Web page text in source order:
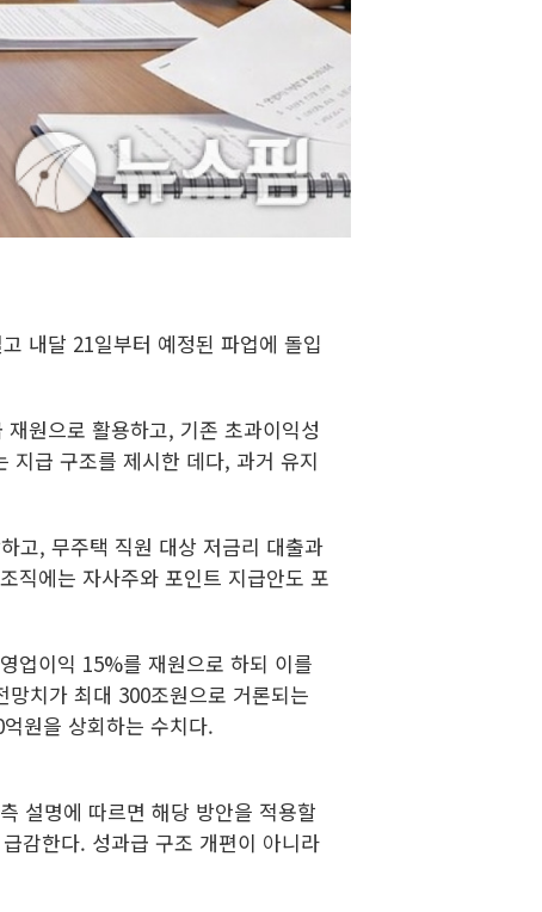
내달 21일부터 예정된 파업에 돌입
원으로 활용하고, 기존 초과이익성
지급 구조를 제시한 데다, 과거 유지
고, 무주택 직원 대상 저금리 대출과
직에는 자사주와 포인트 지급안도 포
업이익 15%를 재원으로 하되 이를
치가 최대 300조원으로 거론되는
원을 상회하는 수치다.
설명에 따르면 해당 방안을 적용할
감한다. 성과급 구조 개편이 아니라